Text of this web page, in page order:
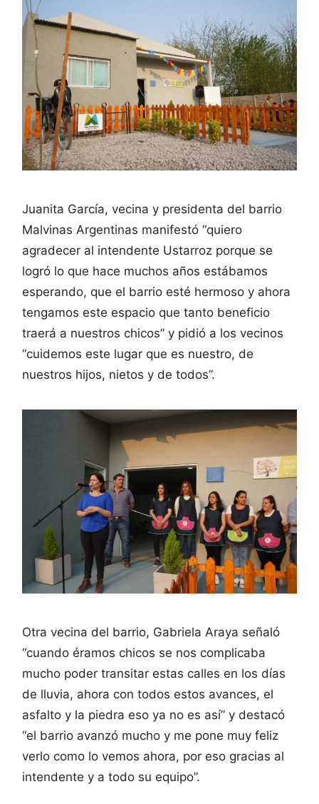
Juanita García, vecina y presidenta del barrio
Malvinas Argentinas manifestó “quiero
agradecer al intendente Ustarroz porque se
logró lo que hace muchos años estábamos
esperando, que el barrio esté hermoso y ahora
tengamos este espacio que tanto beneficio
traerá a nuestros chicos” y pidió a los vecinos
“cuidemos este lugar que es nuestro, de
nuestros hijos, nietos y de todos”.
Otra vecina del barrio, Gabriela Araya señaló
“cuando éramos chicos se nos complicaba
mucho poder transitar estas calles en los días
de lluvia, ahora con todos estos avances, el
asfalto y la piedra eso ya no es así” y destacó
“el barrio avanzó mucho y me pone muy feliz
verlo como lo vemos ahora, por eso gracias al
intendente y a todo su equipo”.